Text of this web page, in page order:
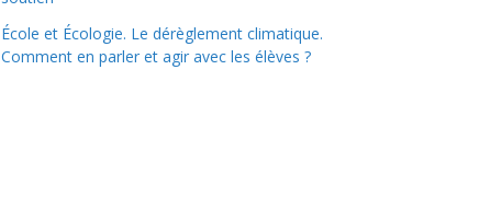
École et Écologie. Le dérèglement climatique.
Comment en parler et agir avec les élèves ?